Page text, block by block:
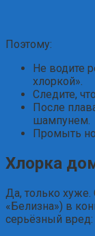
Поэтому:
Не водите
хлоркой».
Следите,
После
шампунем.
Промыть
Хлорка
Да, только
«Белизна») в
серьёзный вред: